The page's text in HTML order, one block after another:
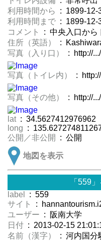
利用時間から
: 1899-12-
利用時間まで : 1899-12-
コメント
: 中央入口から
住所（英語）
:
写真（入り口）
: http://
写真（トイレ内） :
写真（その他） : http://
lat : 34.5627412976962
long :
公開／非公開
: 公開
地図を表示
「559
label
: 559
サイト
:
ユーザー : 阪南大学
日付 : 2013-02-15
名前（漢字）
: 河内国分